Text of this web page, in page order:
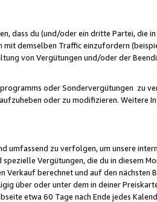
dass du (und/oder ein dritte Partei, die
demselben Traffic einzufordern
von Vergütungen und/oder der
oder Sondervergütungen zu
oder zu modifizieren. Weitere
umfassend zu verfolgen, um unsere
Vergütungen, die du in diesem
berechnet und auf den nächsten
über oder unter dem in deiner
etwa 60 Tage nach Ende jedes